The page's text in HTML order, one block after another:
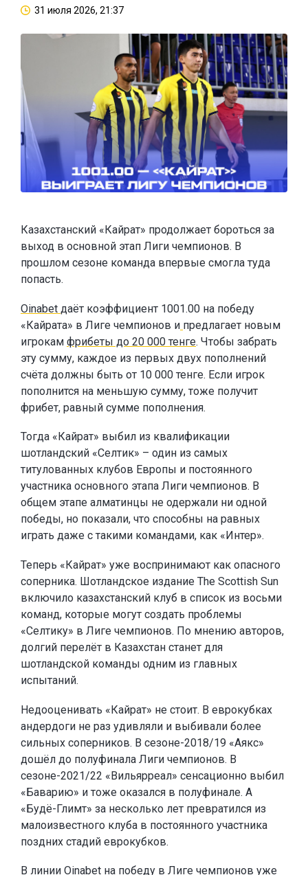
31 июля 2026, 21:37
Казахстанский «Кайрат» продолжает бороться за
выход в основной этап Лиги чемпионов. В
прошлом сезоне команда впервые смогла туда
попасть.
Oinabet даёт коэффициент 1001.00 на победу
«Кайрата» в Лиге чемпионов и предлагает новым
игрокам фрибеты до 20 000 тенге. Чтобы забрать
эту сумму, каждое из первых двух пополнений
счёта должны быть от 10 000 тенге. Если игрок
пополнится на меньшую сумму, тоже получит
фрибет, равный сумме пополнения.
Тогда «Кайрат» выбил из квалификации
шотландский «Селтик» – один из самых
титулованных клубов Европы и постоянного
участника основного этапа Лиги чемпионов. В
общем этапе алматинцы не одержали ни одной
победы, но показали, что способны на равных
играть даже с такими командами, как «Интер».
Теперь «Кайрат» уже воспринимают как опасного
соперника. Шотландское издание The Scottish Sun
включило казахстанский клуб в список из восьми
команд, которые могут создать проблемы
«Селтику» в Лиге чемпионов. По мнению авторов,
долгий перелёт в Казахстан станет для
шотландской команды одним из главных
испытаний.
Недооценивать «Кайрат» не стоит. В еврокубках
андердоги не раз удивляли и выбивали более
сильных соперников. В сезоне-2018/19 «Аякс»
дошёл до полуфинала Лиги чемпионов. В
сезоне-2021/22 «Вильярреал» сенсационно выбил
«Баварию» и тоже оказался в полуфинале. А
«Будё-Глимт» за несколько лет превратился из
малоизвестного клуба в постоянного участника
поздних стадий еврокубков.
В линии Oinabet на победу в Лиге чемпионов уже